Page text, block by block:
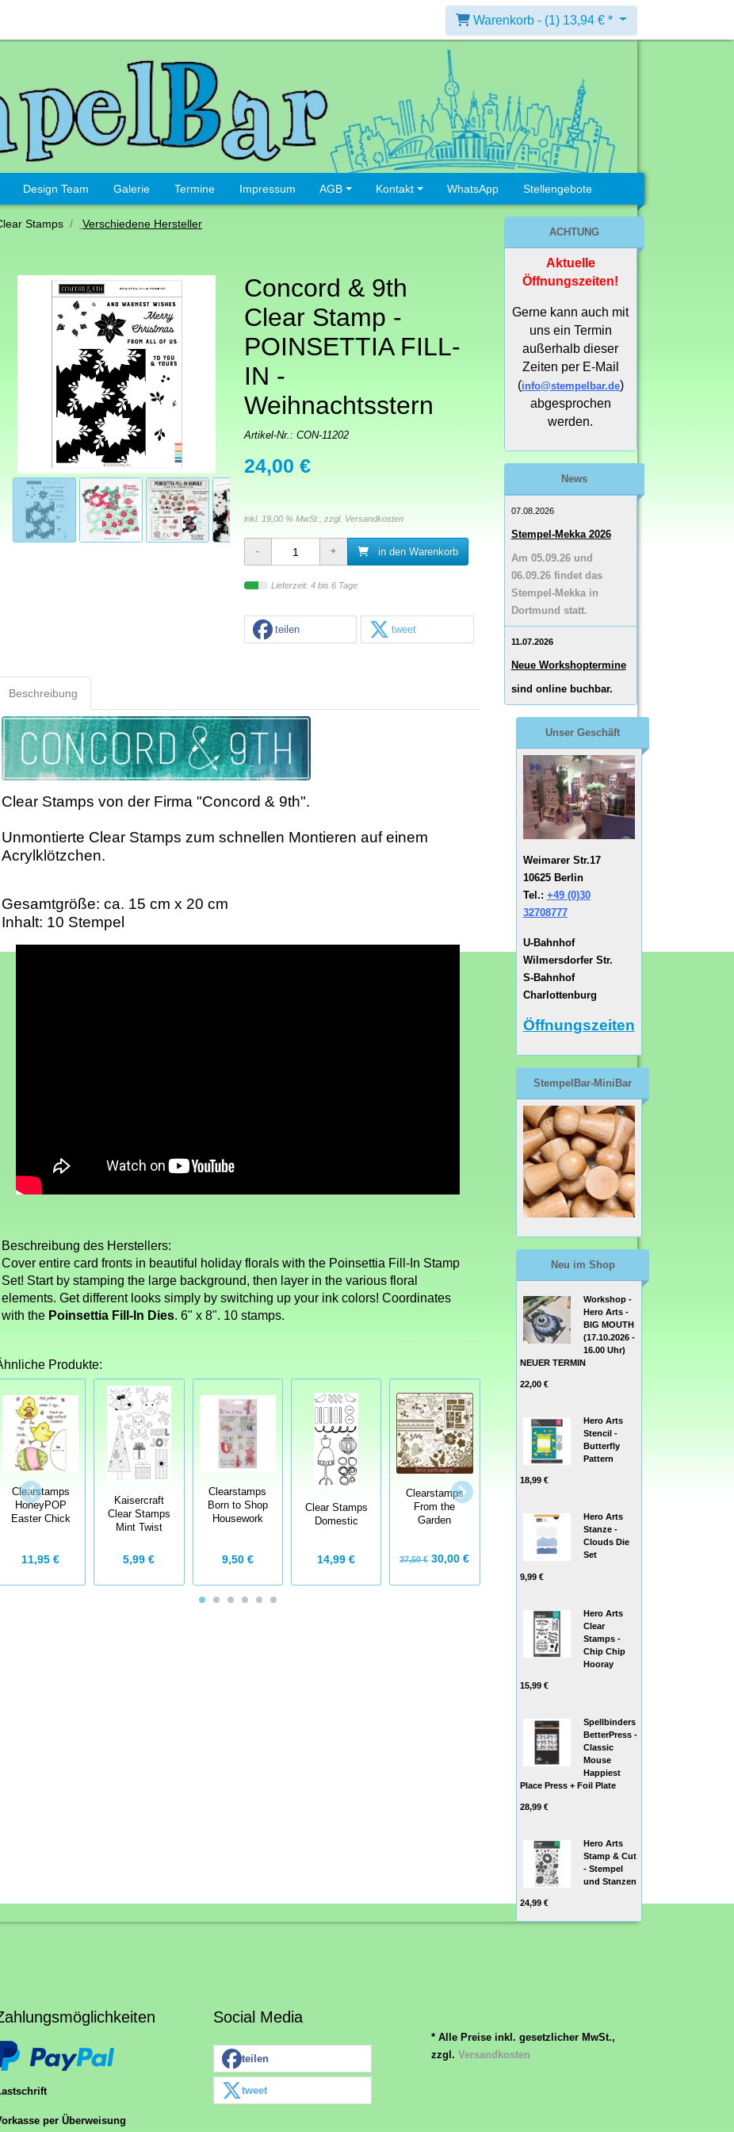
Warenkorb - (1) 13,94 € *
Design Team Galerie Termine Impressum AGB Kontakt WhatsApp Stellengebote
Stamps Verschiedene Hersteller
Concord & 9th
Clear Stamp -
POINSETTIA FILL-
IN -
Weihnachtsstern
Artikel-Nr.: CON-11202
24,00 €
inkl. 19,00 % MwSt., zzgl. Versandkosten
in den Warenkorb
Lieferzeit: 4 bis 6 Tage
teilen tweet
Beschreibung
Clear Stamps von der Firma "Concord & 9th".
Unmontierte Clear Stamps zum schnellen Montieren auf einem
Acrylklötzchen.
Gesamtgröße: ca. 15 cm x 20 cm
Inhalt: 10 Stempel
Beschreibung des Herstellers:
Cover entire card fronts in beautiful holiday florals with the Poinsettia Fill-In Stamp
Set! Start by stamping the large background, then layer in the various floral
elements. Get different looks simply by switching up your ink colors! Coordinates
with the Poinsettia Fill-In Dies. 6" x 8". 10 stamps.
Produkte:
Clearstamps
HoneyPOP
Easter Chick
11,95 €
Kaisercraft
Clear Stamps
Mint Twist
5,99 €
Clearstamps
Born to Shop
Housework
9,50 €
Clear Stamps
Domestic
14,99 €
Clearstamps
From the
Garden
37,50 €30,00 €
Fiona
5,99 €
Clear Stamps -
Wild Winter
ACHTUNG
Aktuelle
Öffnungszeiten!
Gerne kann auch mit
uns ein Termin
außerhalb dieser
Zeiten per E-Mail
(info@stempelbar.de)
abgesprochen
werden.
News
07.08.2026
Stempel-Mekka 2026
Am 05.09.26 und
06.09.26 findet das
Stempel-Mekka in
Dortmund statt.
11.07.2026
Neue Workshoptermine
sind online buchbar.
Unser Geschäft
Weimarer Str.17
10625 Berlin
Tel.: +49 (0)30
32708777
U-Bahnhof
Wilmersdorfer Str.
S-Bahnhof
Charlottenburg
Öffnungszeiten
StempelBar-MiniBar
Neu im Shop
Workshop -
Hero Arts -
BIG MOUTH
(17.10.2026 -
16.00 Uhr)
NEUER TERMIN
22,00 €
Hero Arts
Stencil -
Butterfly
Pattern
18,99 €
Hero Arts
Stanze -
Clouds Die
Set
9,99 €
Hero Arts
Clear
Stamps -
Chip Chip
Hooray
15,99 €
Spellbinders
BetterPress -
Classic
Mouse
Happiest
Place Press + Foil Plate
28,99 €
Hero Arts
Stamp & Cut
- Stempel
und Stanzen
24,99 €
per Überweisung
Social Media
teilen
tweet
* Alle Preise inkl. gesetzlicher MwSt.,
zzgl. Versandkosten